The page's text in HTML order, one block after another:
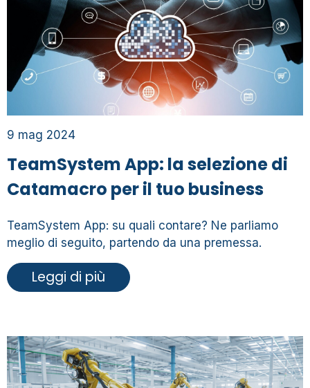
9 mag 2024
TeamSystem App: la selezione di
Catamacro per il tuo business
TeamSystem App: su quali contare? Ne parliamo
meglio di seguito, partendo da una premessa.
Leggi di più